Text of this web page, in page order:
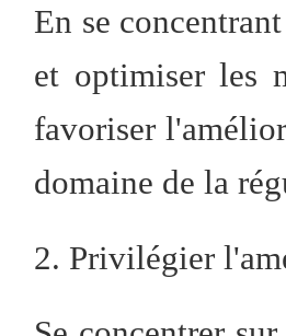
En se
et optimiser les
favoriser
domaine de la
2. Privilégier